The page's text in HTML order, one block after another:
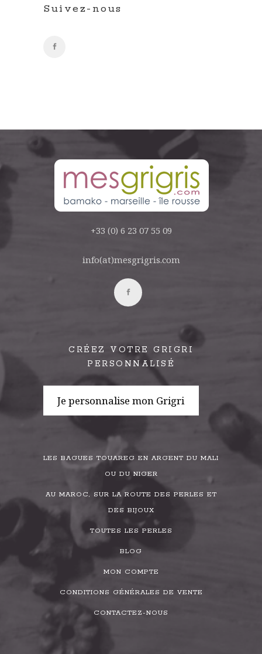
Suivez-nous
+33 (0) 6 23 07 55 09
info(at)mesgrigris.com
CRÉEZ VOTRE GRIGRI
PERSONNALISÉ
Je personnalise mon Grigri
LES BAGUES TOUAREG EN ARGENT DU MALI
OU DU NIGER
AU MAROC, SUR LA ROUTE DES PERLES ET
DES BIJOUX
TOUTES LES PERLES
BLOG
MON COMPTE
CONDITIONS GÉNÉRALES DE VENTE
CONTACTEZ-NOUS